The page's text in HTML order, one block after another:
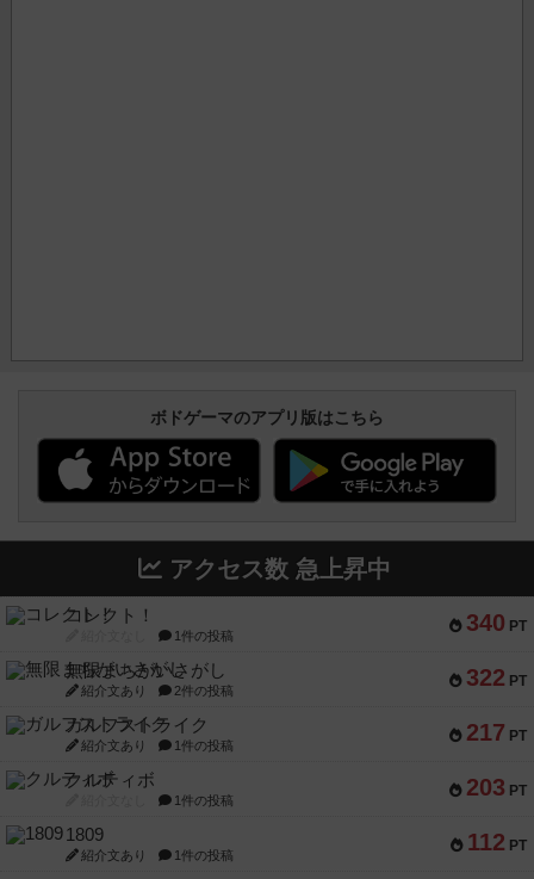
ボドゲーマのアプリ版はこちら
アクセス数 急上昇中
340 PT
コレクト！
1件の投稿
322 PT
無限まちがいさがし
紹介文あり 2件の投稿
217 PT
ガルフストライク
紹介文あり 1件の投稿
203 PT
クルティボ
1件の投稿
112 PT
1809
紹介文あり 1件の投稿